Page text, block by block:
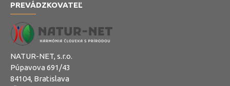
PREVÁDZKOVATEĽ
NATUR-NET, s.r.o.
Púpavova 691/43
84104, Bratislava